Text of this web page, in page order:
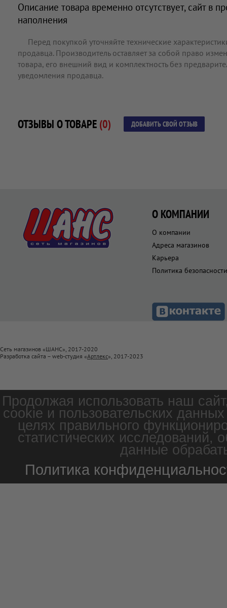
Описание товара временно отсутствует, сайт в
наполнения
Перед покупкой уточняйте технические
продавца. Производитель оставляет за собой право
товара, его внешний вид и комплектность без
уведомления продавца.
ОТЗЫВЫ О ТОВАРЕ (0) ДОБАВИТЬ СВОЙ ОТЗЫВ
О КОМПАНИИ
О компании
Адреса магазинов
Карьера
Политика безопасности
Сеть магазинов «ШАНС», 2017-2020
Разработка сайта – web-студия «Артлекс», 2017-2023
Продолжая использовать наш
cookie и пользовательских
целях правильного
статистических
данные
Политика